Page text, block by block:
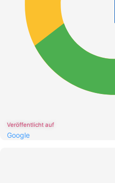
Veröffentlicht auf
Google